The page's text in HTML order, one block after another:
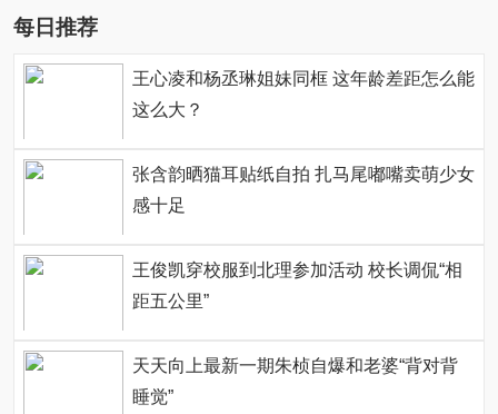
每日推荐
王心凌和杨丞琳姐妹同框 这年龄差距怎么能
这么大？
张含韵晒猫耳贴纸自拍 扎马尾嘟嘴卖萌少女
感十足
王俊凯穿校服到北理参加活动 校长调侃“相
距五公里”
天天向上最新一期朱桢自爆和老婆“背对背
睡觉”